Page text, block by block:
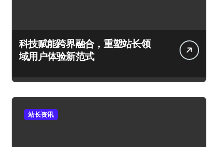
科技赋能跨界融合，重塑站长领
域用户体验新范式
站长资讯